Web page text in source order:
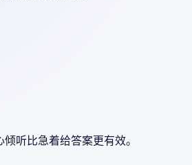
听比急着给答案更有效。